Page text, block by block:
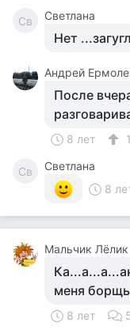
Св Светлана
Нет
Андрей
После
8 лет 1
Св
Светлана
8
Мальчик Лёлик
меня
8 лет